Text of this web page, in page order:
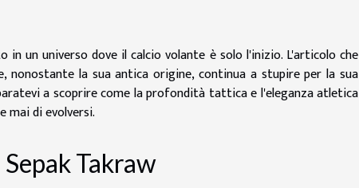
un universo dove il calcio volante è solo l'inizio. L'articolo che
nonostante la sua antica origine, continua a stupire per la sua
a scoprire come la profondità tattica e l'eleganza atletica
mai di evolversi.
Takraw